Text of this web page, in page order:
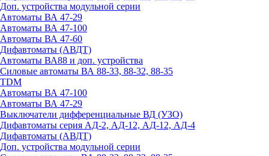
Доп. устройства модульной серии
Автоматы ВА 47-29
Автоматы ВА 47-100
Автоматы ВА 47-60
Дифавтоматы (АВДТ)
Автоматы ВА88 и доп. устройства
Силовые автоматы ВА 88-33, 88-32, 88-35
TDM
Автоматы ВА 47-100
Автоматы ВА 47-29
Выключатели дифференциальные ВД (УЗО)
Дифавтоматы серия АД-2, АД-12, АД-12, АД-4
Дифавтоматы (АВДТ)
Доп. устройства модульной серии